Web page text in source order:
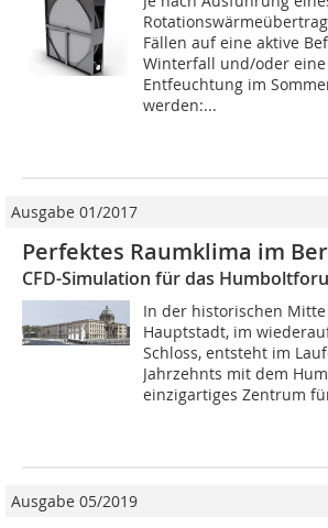
Fällen auf eine aktive
Winterfall und/oder
Entfeuchtung im
werden:...
Ausgabe 01/2017
Perfektes Raumklima im
CFD-Simulation für das
In der historischen
Hauptstadt, im
Schloss, entsteht im
Jahrzehnts mit dem
einzigartiges Zentrum
Ausgabe 05/2019